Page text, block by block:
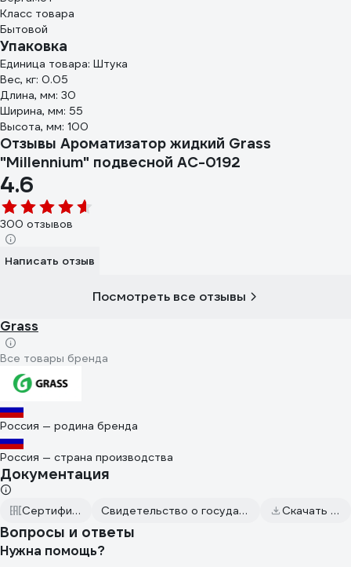
Класс товара
Бытовой
Упаковка
Единица товара: Штука
Вес, кг: 0.05
Длина, мм: 30
Ширина, мм: 55
Высота, мм: 100
Отзывы Ароматизатор жидкий Grass
"Millennium" подвесной AC-0192
4.6
300 отзывов
Написать отзыв
Посмотреть все отзывы
Grass
Все товары бренда
Россия — родина бренда
Россия — страна производства
Документация
Сертификаты соответствия Свидетельство о государственной регистрации от 2015.12.29 Скачать всю документацию
Вопросы и ответы
Нужна помощь?